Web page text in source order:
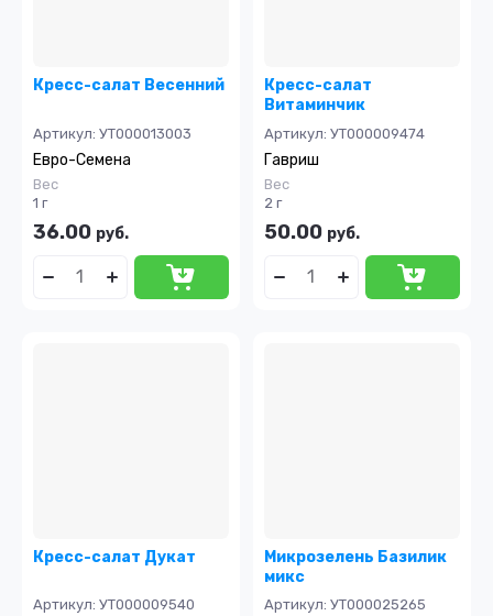
Кресс-салат Весенний
Артикул: УТ000013003
Евро-Семена
Вес
1 г
36.00 руб.
Кресс-салат
Витаминчик
Артикул: УТ000009474
Гавриш
Вес
2 г
50.00 руб.
Кресс-салат Дукат
Артикул: УТ000009540
Микрозелень Базилик
микс
Артикул: УТ000025265